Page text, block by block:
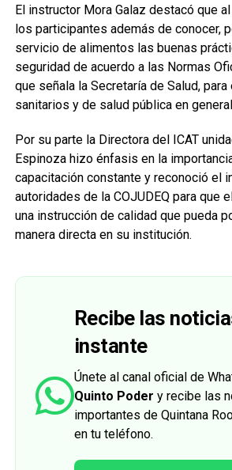
El instructor Mora Galaz destacó que
los participantes además de conocer,
servicio de alimentos las buenas
seguridad de acuerdo a las Normas
que señala la Secretaría de Salud,
sanitarios y de salud pública en
Por su parte la Directora del ICAT
Espinoza hizo énfasis en la
capacitación constante y reconoció el
autoridades de la COJUDEQ para que
una instrucción de calidad que pueda
manera directa en su institución.
Recibe las
instante
Únete al canal oficial de
Quinto Poder y recibe las
importantes de Quintana
en tu teléfono.